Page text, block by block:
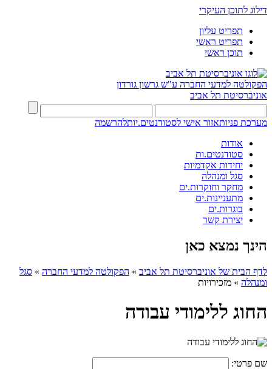
דילוג לתוכן העיקרי
תפריט עליון
תפריט ראשי
תוכן ראשי
הפקולטה למדעי החברה ע"ש גרשון גורדון
אוניברסיטת תל אביב
מערכת פניותאזור אישי לסטודנטים.יותלהרשמה
אודות
סטודנטים.ות
יחידות אקדמיות
סגל ומנהלה
מחקר וחוקרות.ים
מתעניינות.ים
בוגרות.ים
יצירת קשר
הינך נמצא כאן
לדף הבית של אוניברסיטת תל אביב » הפקולטה למדעי החברה » סגל
ומנהלה » מזכירויות
החוג ללימודי עבודה
שם פרטי: